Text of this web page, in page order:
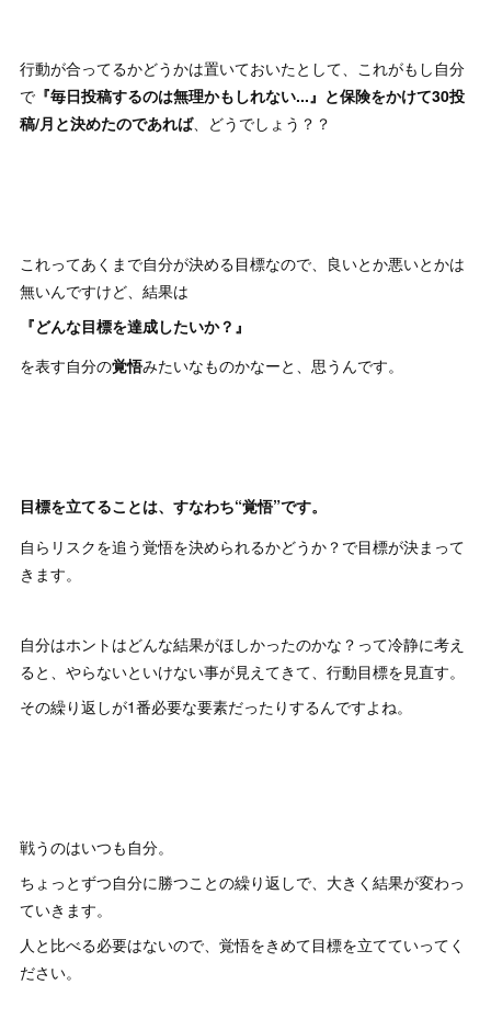
行動が合ってるかどうかは置いておいたとして、これがもし自分
で 『毎日投稿するのは無理かもしれない...』と保険をかけて30投
稿/月と決めたのであれば、どうでしょう？？
これってあくまで自分が決める目標なので、良いとか悪いとかは
無いんですけど、結果は
『どんな目標を達成したいか？』
を表す自分の覚悟みたいなものかなーと、思うんです。
目標を立てることは、すなわち“覚悟”です。
自らリスクを追う覚悟を決められるかどうか？で目標が決まって
きます。
自分はホントはどんな結果がほしかったのかな？って冷静に考え
ると、やらないといけない事が見えてきて、行動目標を見直す。
その繰り返しが1番必要な要素だったりするんですよね。
戦うのはいつも自分。
ちょっとずつ自分に勝つことの繰り返しで、大きく結果が変わっ
ていきます。
人と比べる必要はないので、覚悟をきめて目標を立てていってく
ださい。